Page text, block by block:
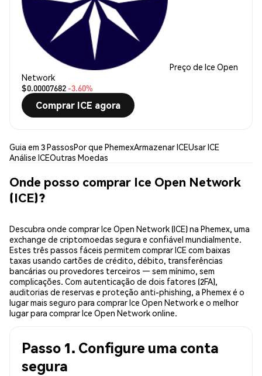
Preço de Ice Open
Network
$0.00007682 -3.60%
Comprar ICE agora
Guia em 3 PassosPor que PhemexArmazenar ICEUsar ICE
Análise ICEOutras Moedas
Onde posso comprar Ice Open Network
(ICE)?
Descubra onde comprar Ice Open Network (ICE) na Phemex, uma
exchange de criptomoedas segura e confiável mundialmente.
Estes três passos fáceis permitem comprar ICE com baixas
taxas usando cartões de crédito, débito, transferências
bancárias ou provedores terceiros — sem mínimo, sem
complicações. Com autenticação de dois fatores (2FA),
auditorias de reservas e proteção anti-phishing, a Phemex é o
lugar mais seguro para comprar Ice Open Network e o melhor
lugar para comprar Ice Open Network online.
Passo 1. Configure uma conta
segura